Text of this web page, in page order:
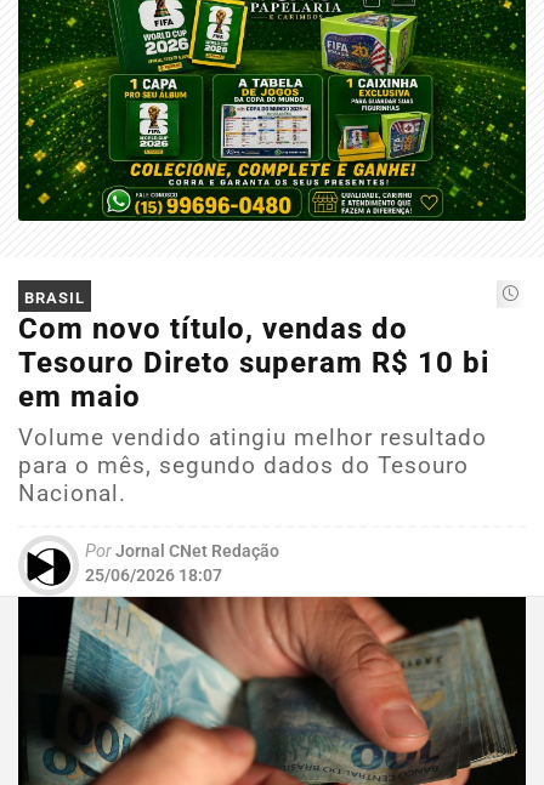
BRASIL
Com novo título, vendas do
Tesouro Direto superam R$ 10 bi
em maio
Volume vendido atingiu melhor resultado
para o mês, segundo dados do Tesouro
Nacional.
PorJornal CNet Redação
25/06/2026 18:07